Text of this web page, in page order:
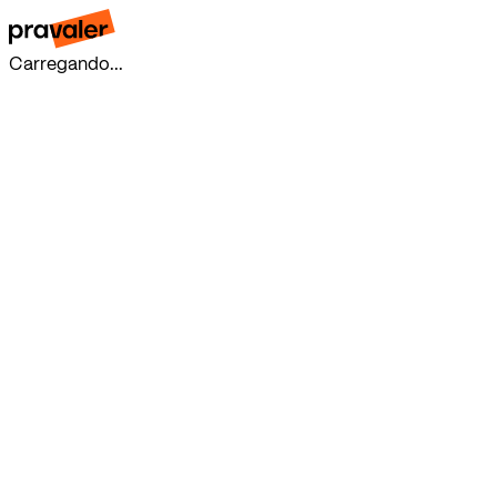
Carregando...